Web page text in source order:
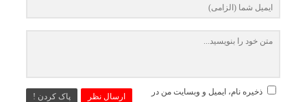
ارسال نظر پاک کردن !
ذخیره نام، ایمیل و وبسایت من در